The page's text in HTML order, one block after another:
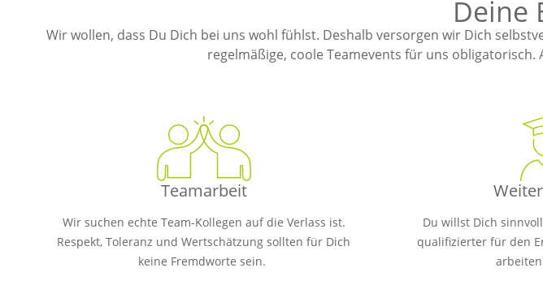
Deine
Wir wollen, dass Du Dich bei uns wohl fühlst. Deshalb versorgen wir Dich
regelmäßige, coole Teamevents für uns
Teamarbeit
Wir suchen echte Team-Kollegen auf die Verlass ist.
Respekt, Toleranz und Wertschätzung sollten für Dich
keine Fremdworte sein.
Du willst Dich
qualifizierter für den